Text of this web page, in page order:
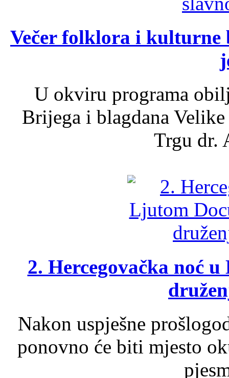
Večer folklora i kulturne
U okviru programa
Brijega i blagdana
Trgu dr.
2. Hercegovačka noć
Nakon uspješne
ponovno će biti mjesto